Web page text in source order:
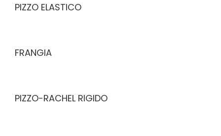
PIZZO ELASTICO
FRANGIA
PIZZO-RACHEL RIGIDO